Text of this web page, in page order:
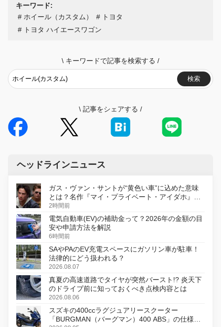
キーワード:
ホイール（カスタム）
トヨタ
トヨタ ハイエースワゴン
\ キーワードで記事を検索する /
検索
\ 記事をシェアする /
ヘッドラインニュース
ガス・ヴァン・サントが“黄色い車”に込めた意味
とは？名作『マイ・プライベート・アイダホ』が
初のデジタルリマスター版で復活
2時間前
電気自動車(EV)の補助金って？2026年の金額の目
安や申請方法を解説
6時間前
SAやPAのEV充電スペースにガソリン車が駐車！
法律的にどう扱われる？
2026.08.07
真夏の高速道路でタイヤが突然バースト!? 炎天下
のドライブ前に知っておくべき点検内容とは
2026.08.06
スズキの400ccラグジュアリースクーター
「BURGMAN（バーグマン）400 ABS」の仕様を